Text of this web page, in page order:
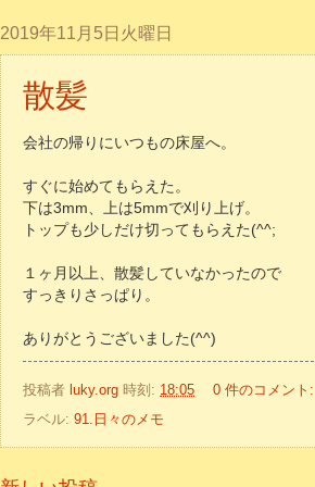
2019年11月5日火曜日
散髪
会社の帰りにいつもの床屋へ。
すぐに始めてもらえた。
下は3mm、上は5mmで刈り上げ。
トップも少しだけ切ってもらえた(^^;
１ヶ月以上、散髪していなかったので
すっきりさっぱり。
ありがとうございました(^^)
投稿者 luky.org 時刻: 18:05
0 件のコメント:
ラベル: 91.日々のメモ